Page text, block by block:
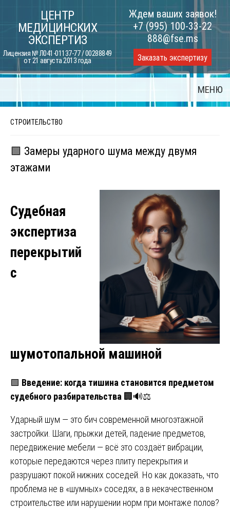
content
ЦЕНТР
МЕДИЦИНСКИХ
ЭКСПЕРТИЗ
Лицензия № Л041-01137-77 / 00288849
от 21 августа 2013 года
Ждем ваших заявок!
+7 (995) 100-33-22
888@fse.ms
Заказать экспертизу
МЕНЮ
СТРОИТЕЛЬСТВО
🟩 Замеры ударного шума между двумя
этажами
Судебная
экспертиза
перекрытий
с
шумотопальной машиной
🟩 Введение: когда тишина становится предметом
судебного разбирательства 🏢🔊⚖️
Ударный шум — это бич современной многоэтажной
застройки. Шаги, прыжки детей, падение предметов,
передвижение мебели — всё это создаёт вибрации,
которые передаются через плиту перекрытия и
разрушают покой нижних соседей. Но как доказать, что
проблема не в «шумных» соседях, а в некачественном
строительстве или нарушении норм при монтаже полов?